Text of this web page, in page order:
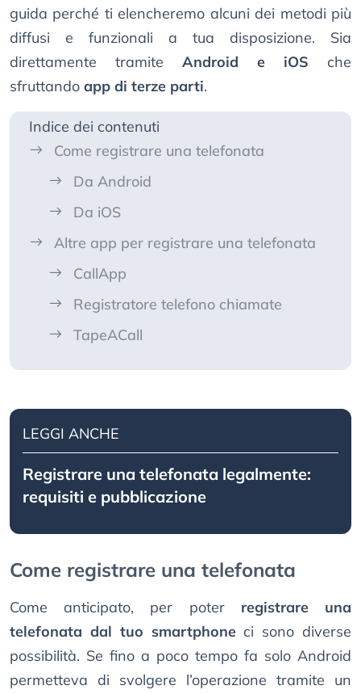
guida perché ti elencheremo alcuni dei metodi più
diffusi e funzionali a tua disposizione. Sia
direttamente tramite Android e iOS che
sfruttando app di terze parti.
Indice dei contenuti
Come registrare una telefonata
Da Android
Da iOS
Altre app per registrare una telefonata
CallApp
Registratore telefono chiamate
TapeACall
LEGGI ANCHE
Registrare una telefonata legalmente:
requisiti e pubblicazione
Come registrare una telefonata
Come anticipato, per poter registrare una
telefonata dal tuo smartphoneci sono diverse
possibilità. Se fino a poco tempo fa solo Android
permetteva di svolgere l’operazione tramite un